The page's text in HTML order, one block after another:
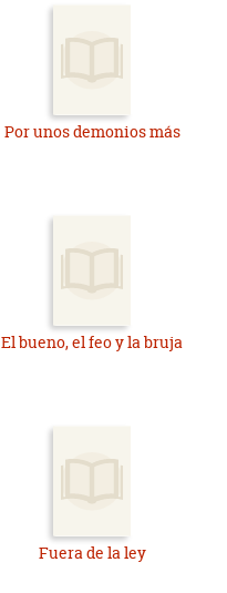
Por unos demonios más
El bueno, el feo y la bruja
Fuera de la ley